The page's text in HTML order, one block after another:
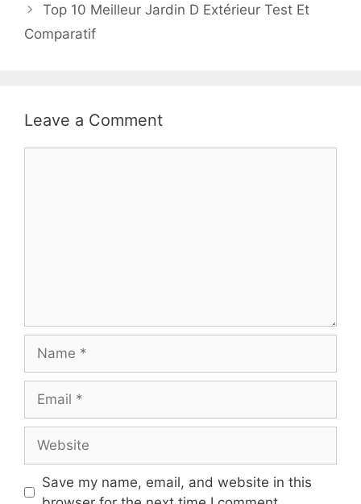
Top 10 Meilleur Jardin D Extérieur Test Et
Comparatif
Leave a Comment
Save my name, email, and website in this